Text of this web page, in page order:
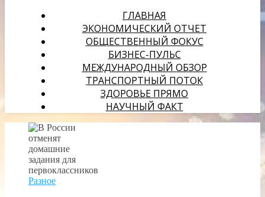
ГЛАВНАЯ
ЭКОНОМИЧЕСКИЙ ОТЧЕТ
ОБЩЕСТВЕННЫЙ ФОКУС
БИЗНЕС-ПУЛЬС
МЕЖДУНАРОДНЫЙ ОБЗОР
ТРАНСПОРТНЫЙ ПОТОК
ЗДОРОВЬЕ ПРЯМО
НАУЧНЫЙ ФАКТ
Разное